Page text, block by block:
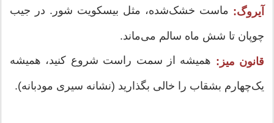
آیروگ: ماست خشک‌شده، مثل بیسکویت شور. در جیب
چوپان تا شش ماه سالم می‌ماند.
قانون میز: همیشه از سمت راست شروع کنید، همیشه
یک‌چهارم بشقاب را خالی بگذارید (نشانه سیری مودبانه).